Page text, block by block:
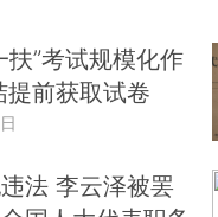
扶”考试规模化作
前获取试卷
法 李云泽被罢